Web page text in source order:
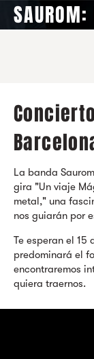
La banda
gira "Un viaje
metal," una
nos guiarán por
Te esperan el
predominará el
encontraremos
quiera traernos.